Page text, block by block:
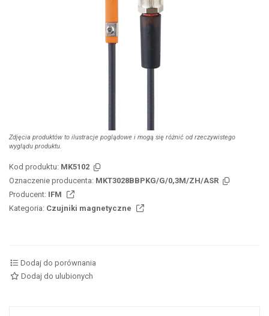
Zdjęcia produktów to ilustracje poglądowe i mogą się różnić od rzeczywistego
wyglądu produktu.
Kod produktu: MK5102
Oznaczenie producenta: MKT3028BBPKG/G/0,3M/ZH/ASR
Producent: IFM
Kategoria: Czujniki magnetyczne
Dodaj do porównania
Dodaj do ulubionych